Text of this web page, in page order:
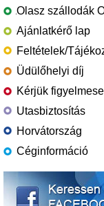
Olasz szállodák
Ajánlatkérő lap
Feltételek/
Üdülőhelyi díj
Kérjük
Utasbiztosítás
Horvátország
Céginformáció